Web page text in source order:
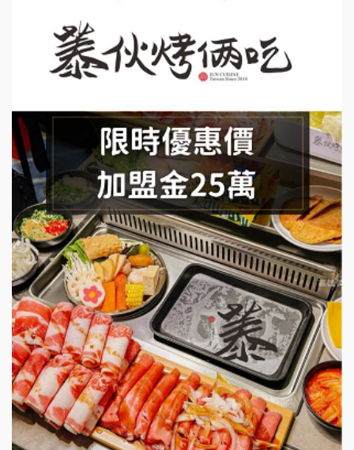
上宇林加盟說明會
莫尼早餐Morni加盟說明會
手作功夫茶加盟說明會
SHARE TEA歇腳亭加盟說明會
潮味決-湯滷專門店加盟說明會
鬍子茶加盟說明會
鮮茶道加盟說明會
微風亭鐵板燒加盟說明會
漫步藍咖啡加盟說明會
明石章魚燒加盟說明會
出櫃加盟說明會